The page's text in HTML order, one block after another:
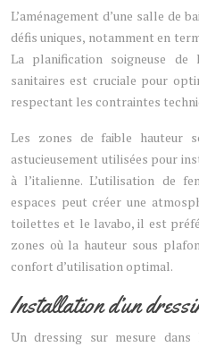
L’aménagement d’une salle de
défis uniques, notamment en
La planification soigneuse de
sanitaires est cruciale pour
respectant les contraintes
Les zones de faible hauteur
astucieusement utilisées pour
à l’italienne. L’utilisation de
espaces peut créer une
toilettes et le lavabo, il est
zones où la hauteur sous
confort d’utilisation optimal.
Installation d’un
Un dressing sur mesure